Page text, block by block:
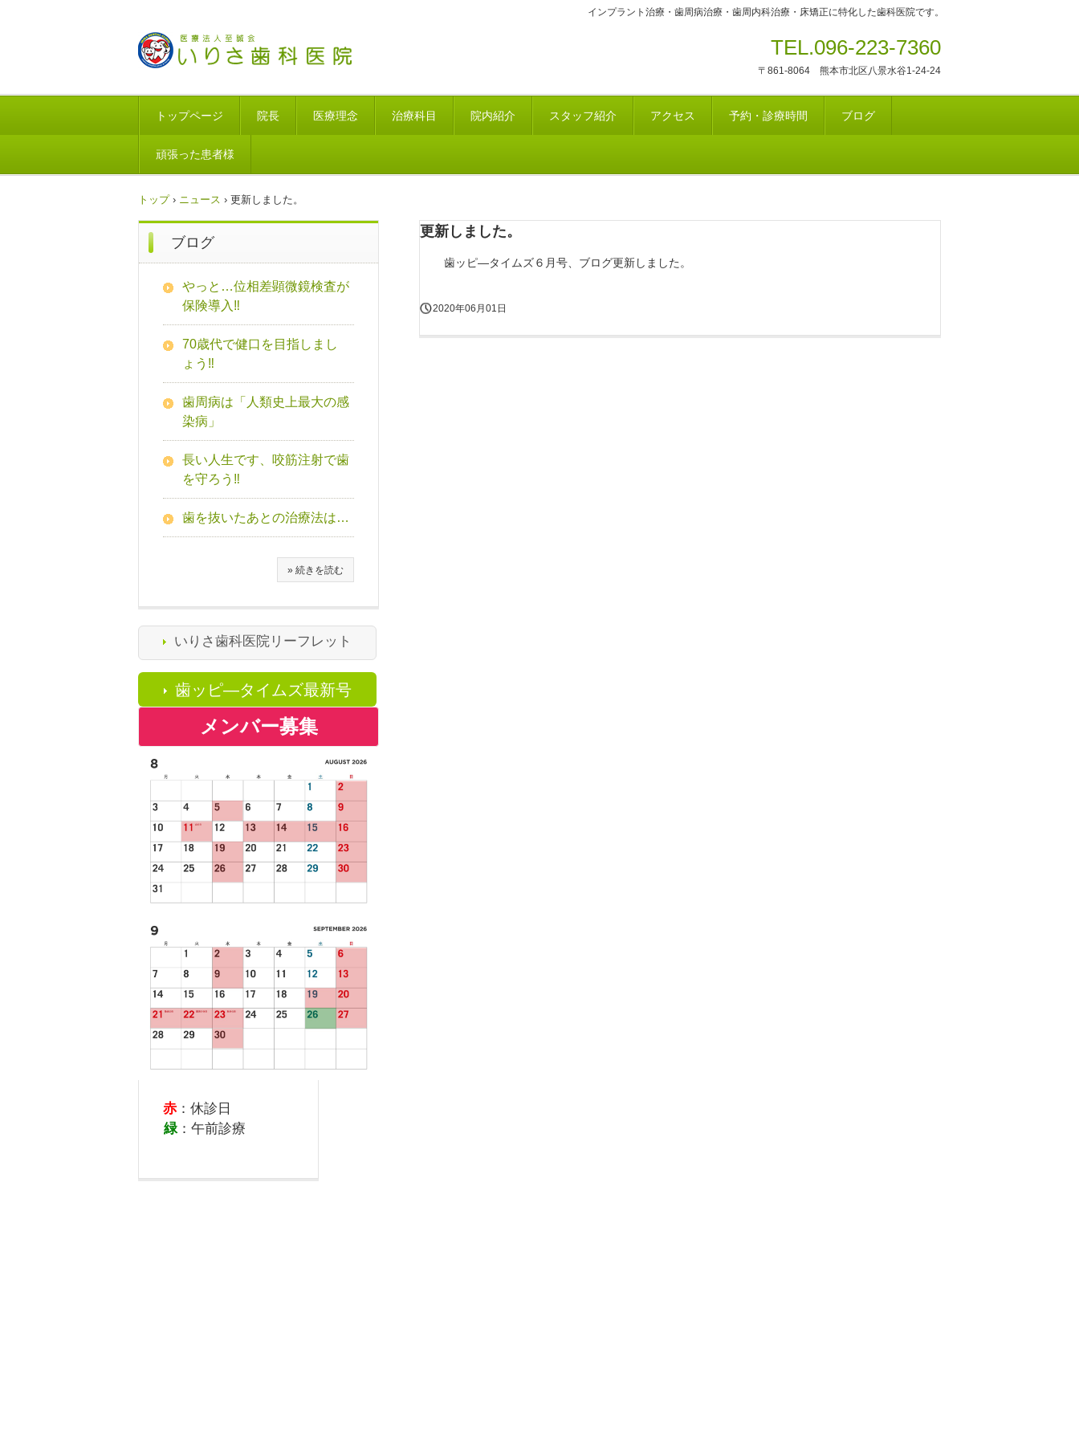
インプラント治療・歯周病治療・歯周内科治療・床矯正に特化した歯科医院です。
TEL.096-223-7360
〒861-8064 熊本市北区八景水谷1-24-24
トップページ 院長 医療理念 治療科目 院内紹介 スタッフ紹介 アクセス 予約・診療時間 ブログ
頑張った患者様
トップ › ニュース › 更新しました。
更新しました。
歯ッピ―タイムズ６月号、ブログ更新しました。
2020年06月01日
ブログ
やっと…位相差顕微鏡検査が
保険導入‼
70歳代で健口を目指しまし
ょう‼
歯周病は「人類史上最大の感
染病」
長い人生です、咬筋注射で歯
を守ろう‼
歯を抜いたあとの治療法は…
» 続きを読む
いりさ歯科医院リーフレット
歯ッピ―タイムズ最新号
メンバー募集
赤 ：休診日
緑：午前診療